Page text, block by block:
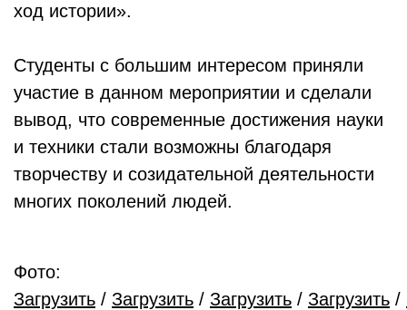
ход истории».
Студенты с большим интересом приняли
участие в данном мероприятии и сделали
вывод, что современные достижения науки
и техники стали возможны благодаря
творчеству и созидательной деятельности
многих поколений людей.
Фото:
Загрузить / Загрузить / Загрузить / Загрузить /